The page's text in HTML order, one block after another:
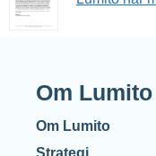
Om Lumito
Om Lumito
Strategi